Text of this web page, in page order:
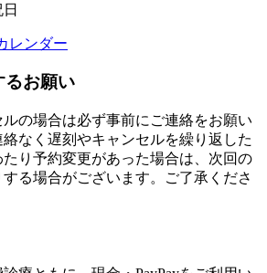
レンダー
るお願い
の場合は必ず事前にご連絡をお願い
なく遅刻やキャンセルを繰り返した
たり予約変更があった場合は、次回の
る場合がございます。ご了承くださ